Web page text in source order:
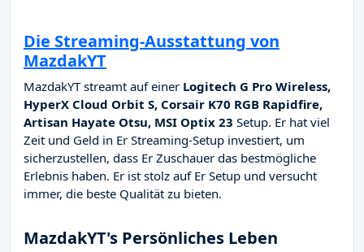
Die Streaming-Ausstattung von
MazdakYT
MazdakYT streamt auf einer Logitech G Pro Wireless,
HyperX Cloud Orbit S, Corsair K70 RGB Rapidfire,
Artisan Hayate Otsu, MSI Optix 23 Setup. Er hat viel
Zeit und Geld in Er Streaming-Setup investiert, um
sicherzustellen, dass Er Zuschauer das bestmögliche
Erlebnis haben. Er ist stolz auf Er Setup und versucht
immer, die beste Qualität zu bieten.
MazdakYT's Persönliches Leben